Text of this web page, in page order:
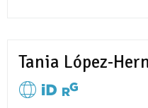
Tania López-